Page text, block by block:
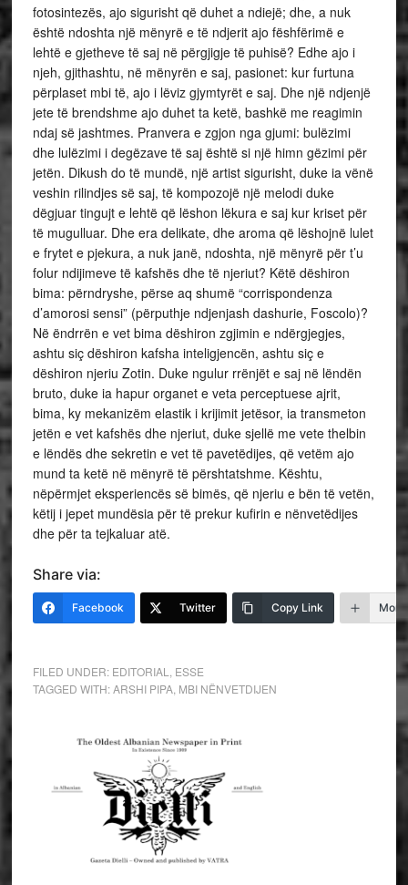
fotosintezës, ajo sigurisht që duhet a ndiejë; dhe, a nuk
është ndoshta një mënyrë e të ndjerit ajo fëshfërimë e
lehtë e gjetheve të saj në përgjigje të puhisë? Edhe ajo i
njeh, gjithashtu, në mënyrën e saj, pasionet: kur furtuna
përplaset mbi të, ajo i lëviz gjymtyrët e saj. Dhe një ndjenjë
jete të brendshme ajo duhet ta ketë, bashkë me reagimin
ndaj së jashtmes. Pranvera e zgjon nga gjumi: bulëzimi
dhe lulëzimi i degëzave të saj është si një himn gëzimi për
jetën. Dikush do të mundë, një artist sigurisht, duke ia vënë
veshin rilindjes së saj, të kompozojë një melodi duke
dëgjuar tingujt e lehtë që lëshon lëkura e saj kur kriset për
të mugulluar. Dhe era delikate, dhe aroma që lëshojnë lulet
e frytet e pjekura, a nuk janë, ndoshta, një mënyrë për t’u
folur ndijimeve të kafshës dhe të njeriut? Këtë dëshiron
bima: përndryshe, përse aq shumë “corrispondenza
d’amorosi sensi” (përputhje ndjenjash dashurie, Foscolo)?
Në ëndrrën e vet bima dëshiron zgjimin e ndërgjegjes,
ashtu siç dëshiron kafsha inteligjencën, ashtu siç e
dëshiron njeriu Zotin. Duke ngulur rrënjët e saj në lëndën
bruto, duke ia hapur organet e veta perceptuese ajrit,
bima, ky mekanizëm elastik i krijimit jetësor, ia transmeton
jetën e vet kafshës dhe njeriut, duke sjellë me vete thelbin
e lëndës dhe sekretin e vet të pavetëdijes, që vetëm ajo
mund ta ketë në mënyrë të përshtatshme. Kështu,
nëpërmjet eksperiencës së bimës, që njeriu e bën të vetën,
këtij i jepet mundësia për të prekur kufirin e nënvetëdijes
dhe për ta tejkaluar atë.
Share via:
Facebook Twitter Copy Link More
FILED UNDER: EDITORIAL
ESSE
TAGGED WITH:ARSHI PIPA, MBI NËNVETDIJEN